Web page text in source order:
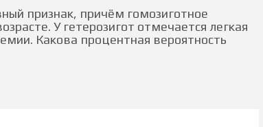
признак, причём гомозиготное
У гетерозигот отмечается легкая
Какова процентная вероятность